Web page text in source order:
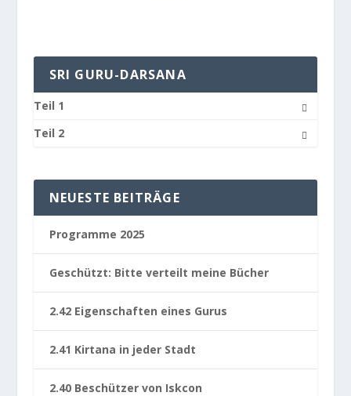
SRI GURU-DARSANA
Teil 1
Teil 2
NEUESTE BEITRÄGE
Pro­gramme 2025
Geschützt: Bitte ver­teilt meine Bücher
2.42 Eigen­schaften eines Gurus
2.41 Kir­tana in jeder Stadt
2.40 Beschützer von Iskcon